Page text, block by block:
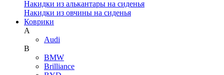
Накидки из алькантары на сиденья
Накидки из овчины на сиденья
Коврики
A
Audi
B
BMW
Brilliance